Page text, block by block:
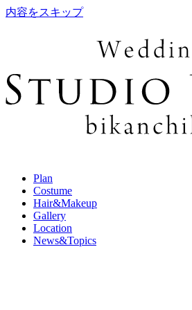
内容をスキップ
Plan
Costume
Hair&Makeup
Gallery
Location
News&Topics